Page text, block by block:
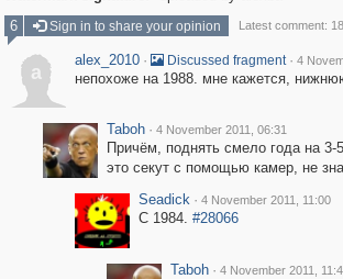
6
Sign in to share your opinion Latest comment:
a
alex_2010 · Discussed fragment · 4
непохоже на 1988. мне кажется,
Taboh · 4 November 2011, 06:31
Причём, поднять смело года на
это секут с помощью камер, не
Seadick · 4 November 2011, 11:00
C 1984. #28066
Taboh · 4 November 2011,